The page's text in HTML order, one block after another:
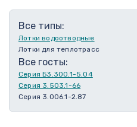
Все типы:
Лотки водоотводные
Лотки для теплотрасс
Все госты:
Серия Б3.300.1-5.04
Серия 3.503.1-66
Серия 3.006.1-2.87